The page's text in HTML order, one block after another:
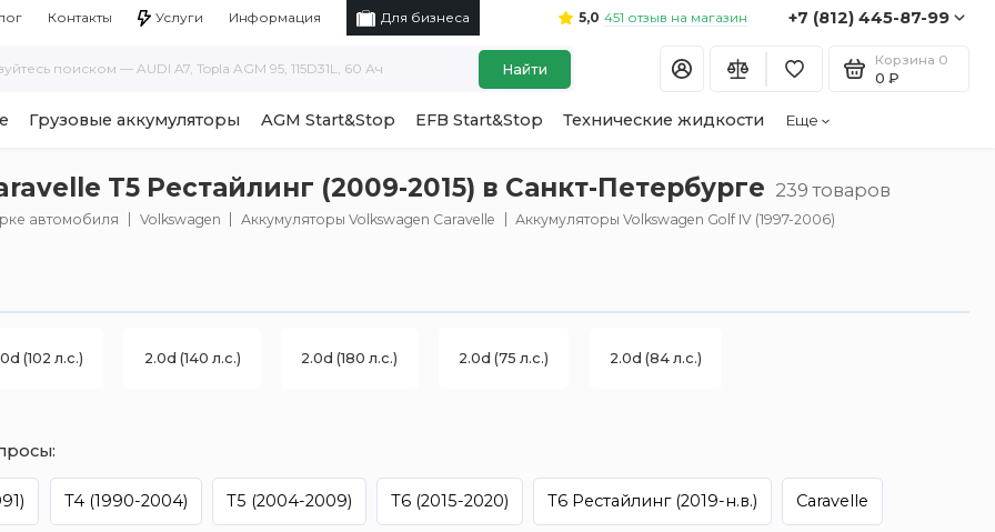
Контакты Услуги Информация Для бизнеса 5,0 451 отзыв на магазин +7 (812) 445-87-99
Найти
Корзина 0
0 ₽
Грузовые аккумуляторы AGM Start&Stop EFB Start&Stop Технические жидкости Еще
T5 Рестайлинг (2009-2015) в Санкт-Петербурге 239 товаров
автомобиля Volkswagen Аккумуляторы Volkswagen Caravelle Аккумуляторы Volkswagen Golf IV (1997-2006)
(102 л.с.) 2.0d (140 л.с.) 2.0d (180 л.с.) 2.0d (75 л.с.) 2.0d (84 л.с.)
T4 (1990-2004) T5 (2004-2009) T6 (2015-2020) T6 Рестайлинг (2019-н.в.) Caravelle